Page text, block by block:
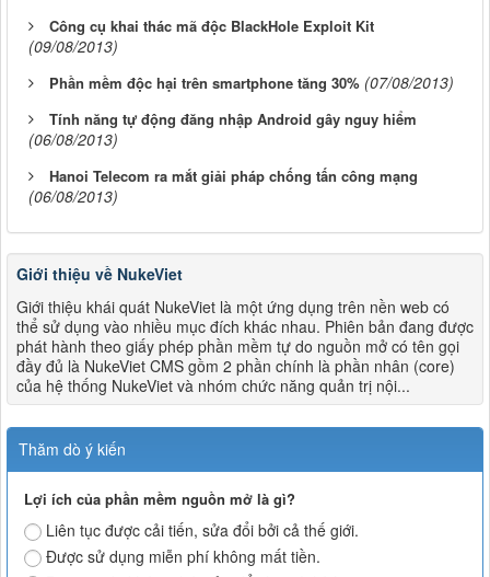
Công cụ khai thác mã độc BlackHole Exploit Kit
(09/08/2013)
Phần mềm độc hại trên smartphone tăng 30% (07/08/2013)
Tính năng tự động đăng nhập Android gây nguy hiểm
(06/08/2013)
Hanoi Telecom ra mắt giải pháp chống tấn công mạng
(06/08/2013)
Giới thiệu về NukeViet
Giới thiệu khái quát NukeViet là một ứng dụng trên nền web có
thể sử dụng vào nhiều mục đích khác nhau. Phiên bản đang được
phát hành theo giấy phép phần mềm tự do nguồn mở có tên gọi
đầy đủ là NukeViet CMS gồm 2 phần chính là phần nhân (core)
của hệ thống NukeViet và nhóm chức năng quản trị nội...
Thăm dò ý kiến
Lợi ích của phần mềm nguồn mở là gì?
Liên tục được cải tiến, sửa đổi bởi cả thế giới.
Được sử dụng miễn phí không mất tiền.